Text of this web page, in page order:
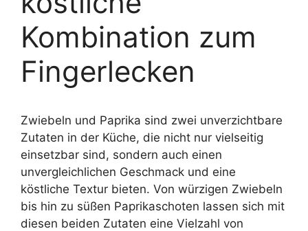
Kombination zum
Fingerlecken
Zwiebeln und Paprika sind zwei unverzichtbare
Zutaten in der Küche, die nicht nur vielseitig
einsetzbar sind, sondern auch einen
unvergleichlichen Geschmack und eine
köstliche Textur bieten. Von würzigen Zwiebeln
bis hin zu süßen Paprikaschoten lassen sich mit
diesen beiden Zutaten eine Vielzahl von